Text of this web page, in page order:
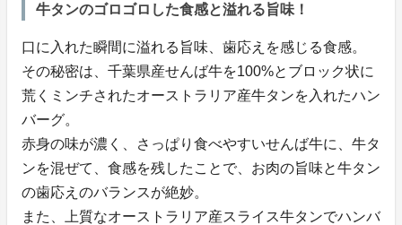
牛タンのゴロゴロした食感と溢れる旨味！
口に入れた瞬間に溢れる旨味、歯応えを感じる食感。
その秘密は、千葉県産せんば牛を100%とブロック状に
荒くミンチされたオーストラリア産牛タンを入れたハン
バーグ。
赤身の味が濃く、さっぱり食べやすいせんば牛に、牛タ
ンを混ぜて、食感を残したことで、お肉の旨味と牛タン
の歯応えのバランスが絶妙。
また、上質なオーストラリア産スライス牛タンでハンバ